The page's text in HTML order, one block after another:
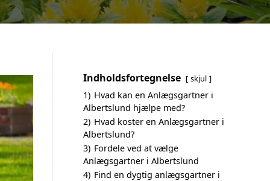
Indholdsfortegnelse skjul
1) Hvad kan en Anlægsgartner i
Albertslund hjælpe med?
2) Hvad koster en Anlægsgartner i
Albertslund?
3) Fordele ved at vælge
Anlægsgartner i Albertslund
4) Find en dygtig anlægsgartner i